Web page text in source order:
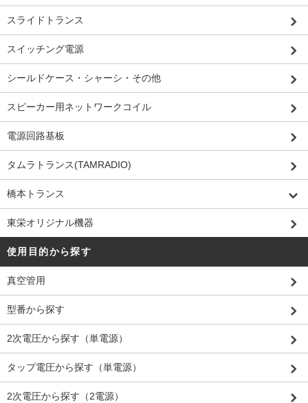
スライドトランス
スイッチング電源
シールドケース・シャーシ・その他
スピーカー用ネットワークコイル
電源回路基板
タムラトランス(TAMRADIO)
橋本トランス
東栄オリジナル機器
使用目的から探す
真空管用
型番から探す
2次電圧から探す（単電源）
タップ電圧から探す（単電源）
2次電圧から探す（2電源）